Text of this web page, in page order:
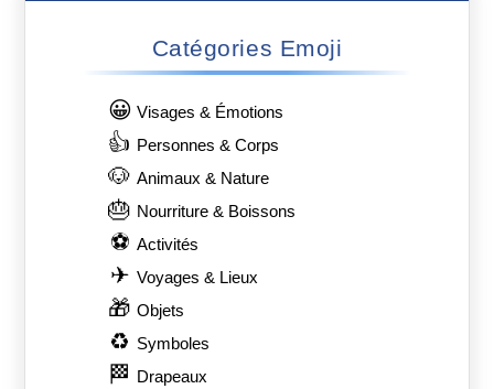
🕉️
🇿🇲
Drapeau : Zambie
🐠
Poisson Tropical
👨‍🌾
Fermier
🌬️
Vent Avec Visage